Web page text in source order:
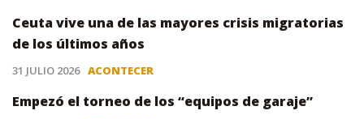
Ceuta vive una de las mayores crisis migratorias
de los últimos años
31 JULIO 2026 ACONTECER
Empezó el torneo de los “equipos de garaje”